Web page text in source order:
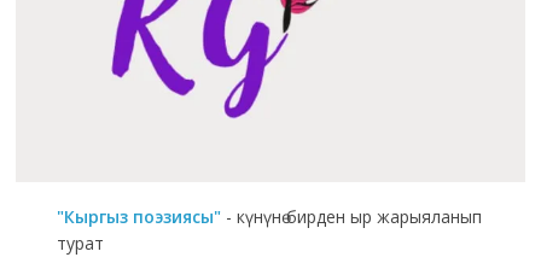
"Кыргыз поэзиясы" - күнүнө бирден ыр жарыяланып
турат